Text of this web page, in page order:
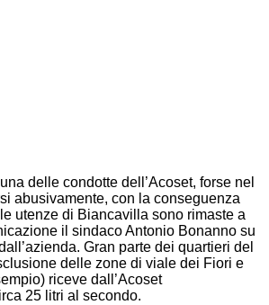
delle condotte dell’Acoset, forse nel
abusivamente, con la conseguenza
utenze di Biancavilla sono rimaste a
il sindaco Antonio Bonanno su
Gran parte dei quartieri del
delle zone di viale dei Fiori e
riceve dall’Acoset
25 litri al secondo.